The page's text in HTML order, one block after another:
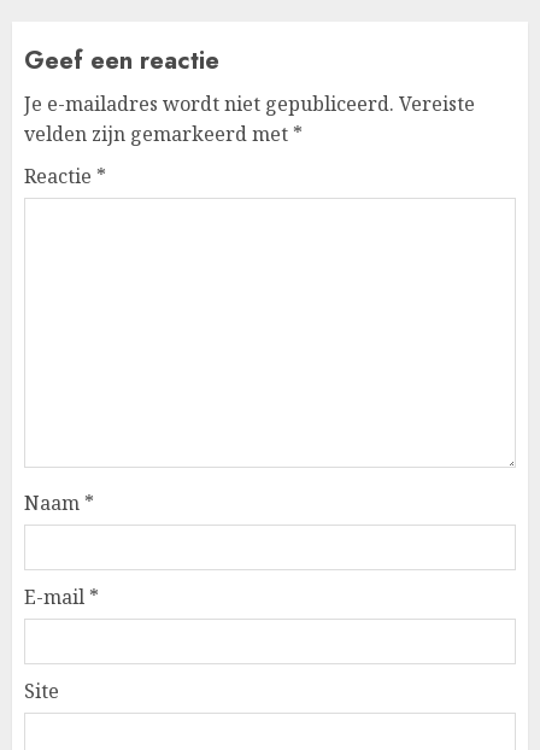
Geef een reactie
Je e-mailadres wordt niet gepubliceerd. Vereiste
velden zijn gemarkeerd met *
Reactie *
Naam *
E-mail *
Site